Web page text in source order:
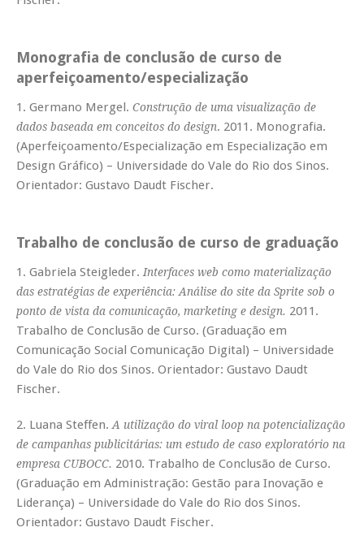
Monografia de conclusão de curso de
aperfeiçoamento/especialização
1. Germano Mergel. Construção de uma visualização de
dados baseada em conceitos do design. 2011. Monografia.
(Aperfeiçoamento/Especialização em Especialização em
Design Gráfico) – Universidade do Vale do Rio dos Sinos.
Orientador: Gustavo Daudt Fischer.
Trabalho de conclusão de curso de graduação
1. Gabriela Steigleder. Interfaces web como materialização
das estratégias de experiência: Análise do site da Sprite sob o
ponto de vista da comunicação, marketing e design. 2011.
Trabalho de Conclusão de Curso. (Graduação em
Comunicação Social Comunicação Digital) – Universidade
do Vale do Rio dos Sinos. Orientador: Gustavo Daudt
Fischer.
2. Luana Steffen. A utilização do viral loop na potencialização
de campanhas publicitárias: um estudo de caso exploratório na
empresa CUBOCC. 2010. Trabalho de Conclusão de Curso.
(Graduação em Administração: Gestão para Inovação e
Liderança) – Universidade do Vale do Rio dos Sinos.
Orientador: Gustavo Daudt Fischer.